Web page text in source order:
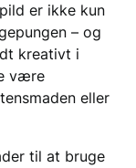
er ikke kun
– og
kreativt i
være
eller
til at bruge